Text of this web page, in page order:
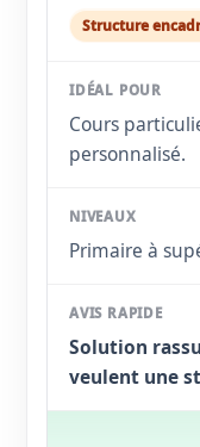
Structure
Cours
personnalisé.
Primaire à
Solution
veulent une